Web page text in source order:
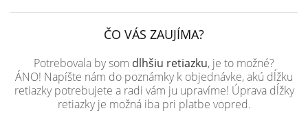
ČO VÁS ZAUJÍMA?
Potrebovala by som dlhšiu retiazku, je to možné?
ÁNO! Napíšte nám do poznámky k objednávke, akú dĺžku
retiazky potrebujete a radi vám ju upravíme! Úprava dĺžky
retiazky je možná iba pri platbe vopred.